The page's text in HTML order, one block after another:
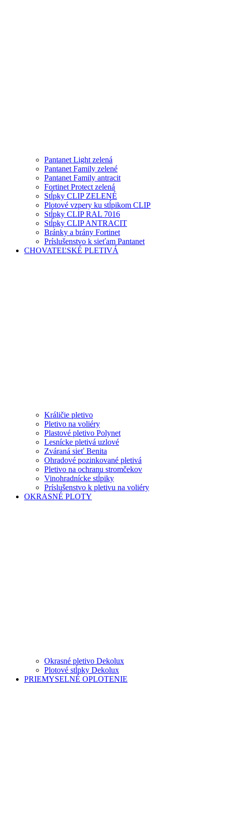
Pantanet Light zelená
Pantanet Family zelené
Pantanet Family antracit
Fortinet Protect zelená
Stĺpky CLIP ZELENÉ
Plotové vzpery ku stĺpikom CLIP
Stĺpky CLIP RAL 7016
Stĺpky CLIP ANTRACIT
Bránky a brány Fortinet
Príslušenstvo k sieťam Pantanet
CHOVATEĽSKÉ PLETIVÁ
Králičie pletivo
Pletivo na voliéry
Plastové pletivo Polynet
Lesnícke pletivá uzlové
Zváraná sieť Benita
Ohradové pozinkované pletivá
Pletivo na ochranu stromčekov
Vinohradnícke stĺpiky
Príslušenstvo k pletivu na voliéry
OKRASNÉ PLOTY
Okrasné pletivo Dekolux
Plotové stĺpky Dekolux
PRIEMYSELNÉ OPLOTENIE